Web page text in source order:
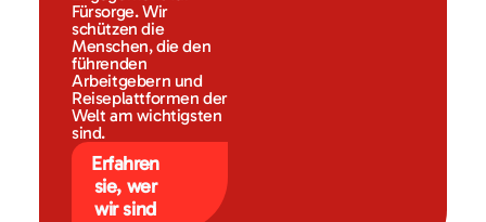
Fürsorge. Wir
schützen die
Menschen, die den
führenden
Arbeitgebern und
Reiseplattformen der
Welt am wichtigsten
sind.
Erfahren
sie, wer
wir sind